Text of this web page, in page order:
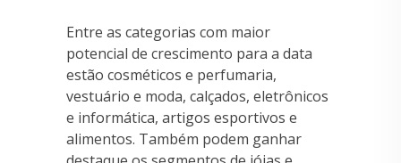
Entre as categorias com maior
potencial de crescimento para a data
estão cosméticos e perfumaria,
vestuário e moda, calçados, eletrônicos
e informática, artigos esportivos e
alimentos. Também podem ganhar